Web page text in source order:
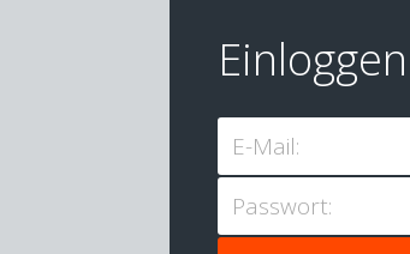
Einloggen
E-Mail:
Passwort: